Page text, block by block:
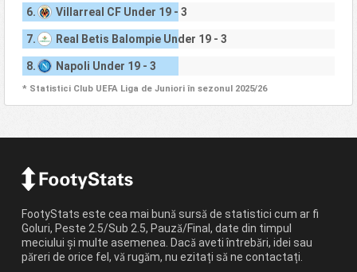
6. Villarreal CF Under 19 - 3
7. Real Betis Balompie Under 19 - 3
8. Napoli Under 19 - 3
* Statistici Club UEFA Liga de Juniori în sezonul 2025/26
FootyStats este cea mai bună sursă de statistici cum ar fi
Goluri, Peste 2.5/Sub 2.5, Pauză/Final, date din timpul
meciului și multe asemenea. Dacă aveti întrebări, idei sau
păreri de orice fel, vă rugăm, nu ezitați să ne contactați.